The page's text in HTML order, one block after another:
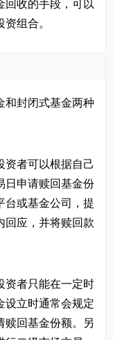
回收的手段，可以
组合。
和封闭式基金两种
资者可以根据自己
日申请赎回基金份
台或基金公司，提
回应，并将赎回款
资者只能在一定时
设立时通常会规定
赎回基金份额。另